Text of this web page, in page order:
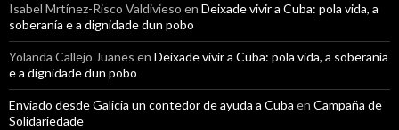
Isabel Mrtínez-Risco Valdivieso en Deixade vivir a Cuba: pola vida, a
soberanía e a dignidade dun pobo
Yolanda Callejo Juanes en Deixade vivir a Cuba: pola vida, a soberanía
e a dignidade dun pobo
Enviado desde Galicia un contedor de ayuda a Cuba en Campaña de
Solidariedade